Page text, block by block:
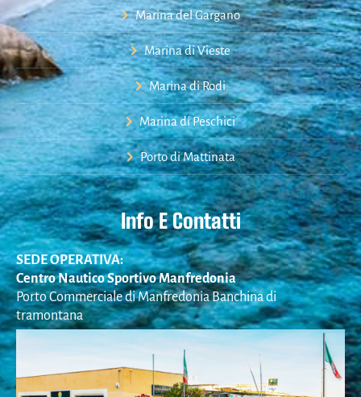
Marina del Gargano
Marina di Vieste
Marina di Rodi
Marina di Peschici
Porto di Mattinata
Info E Contatti
SEDE OPERATIVA:
Centro Nautico Sportivo Manfredonia
Porto Commerciale di Manfredonia Banchina di
tramontana